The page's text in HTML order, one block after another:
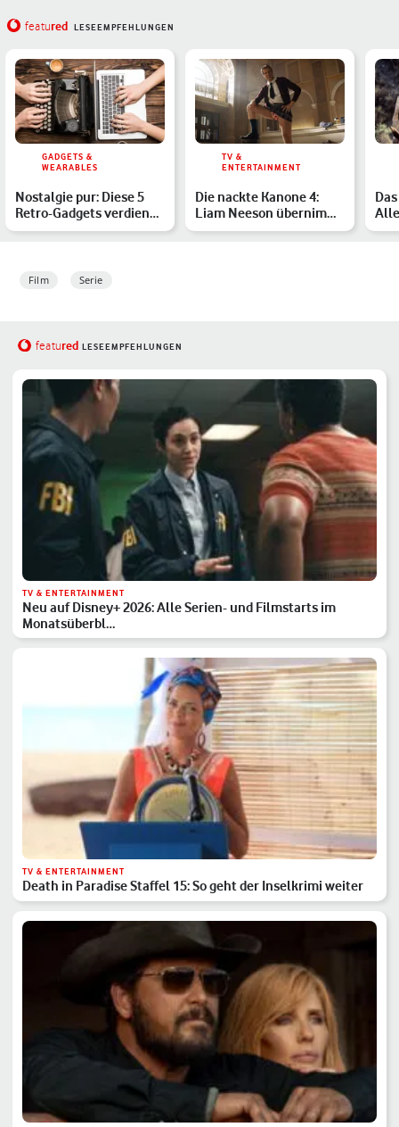
featured LESEEMPFEHLUNGEN
GADGETS &
WEARABLES
Nostalgie pur: Diese 5
Retro-Gadgets verdienen
ein Comeback
TV &
ENTERTAINMENT
Die nackte Kanone 4:
Liam Neeson übernimmt
Kultrolle – alle Infos…
Film Serie
featured LESEEMPFEHLUNGEN
TV & ENTERTAINMENT
Neu auf Disney+ 2026: Alle Serien- und Filmstarts im
Monatsüberbl…
TV & ENTERTAINMENT
Death in Paradise Staffel 15: So geht der Inselkrimi weiter